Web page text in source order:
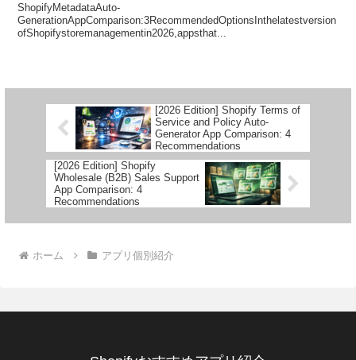
ShopifyMetadataAuto-
GenerationAppComparison:3RecommendedOptionsInthelatestversion
ofShopifystoremanagementin2026,appsthat...
[2026 Edition] Shopify Terms of
Service and Policy Auto-
Generator App Comparison: 4
Recommendations
[2026 Edition] Shopify
Wholesale (B2B) Sales Support
App Comparison: 4
Recommendations
ホーム アプリ個別紹介